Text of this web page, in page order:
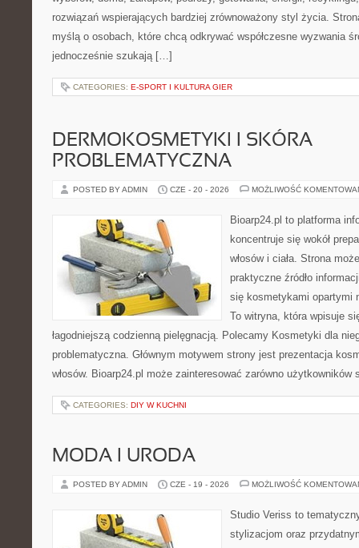
rozwiązań wspierających bardziej zrównoważony styl życia.
myślą o osobach, które chcą odkrywać współczesne wyzwania
jednocześnie szukają […]
CATEGORIES: E-SPORT I KULTURA GIER
DERMOKOSMETYKI I SKÓRA
PROBLEMATYCZNA
POSTED BY ADMIN CZE - 20 - 2026 MOŻLIWOŚĆ
Bioarp24.pl to platforma
koncentruje się wokół
włosów i ciała. Strona
praktyczne źródło
się kosmetykami opartymi
To witryna, która wpisuje
łagodniejszą codzienną pielęgnacją. Polecamy Kosmetyki dla
problematyczna. Głównym motywem strony jest prezentacja
włosów. Bioarp24.pl może zainteresować zarówno
CATEGORIES: DIY W KUCHNI
MODA I URODA
POSTED BY ADMIN CZE - 19 - 2026 MOŻLIWOŚĆ
Studio Veriss to
stylizacjom oraz